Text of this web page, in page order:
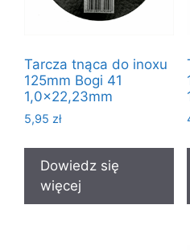
Tarcza tnąca do inoxu
125mm Bogi 41
1,0×22,23mm
5,95 zł
Dowiedz się
więcej